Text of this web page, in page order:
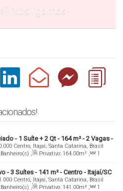
Nós ligamos!
- 1 Suíte + 2 Qt - 164 m² - 2 Vagas -
Centro, Itajaí, Santa Catarina, Brasil
Banheiro(s) , Privativo: 164.00m² ,
1
2 Vaga(s)
- 3 Suítes - 141 m² - Centro - Itajaí/SC
Centro, Itajaí, Santa Catarina, Brasil
Banheiro(s) , Privativo: 141 .00m² ,
1